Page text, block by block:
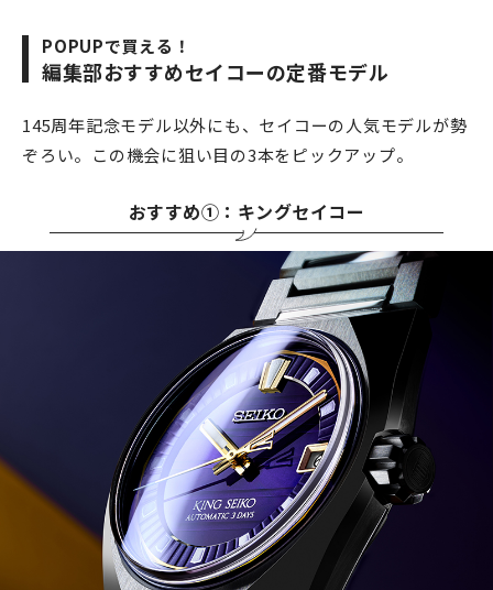
POPUPで買える！
編集部おすすめセイコーの定番モデル
145周年記念モデル以外にも、セイコーの人気モデルが勢
ぞろい。この機会に狙い目の3本をピックアップ。
おすすめ①：キングセイコー